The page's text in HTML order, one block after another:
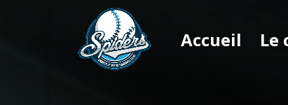
Accueil Le